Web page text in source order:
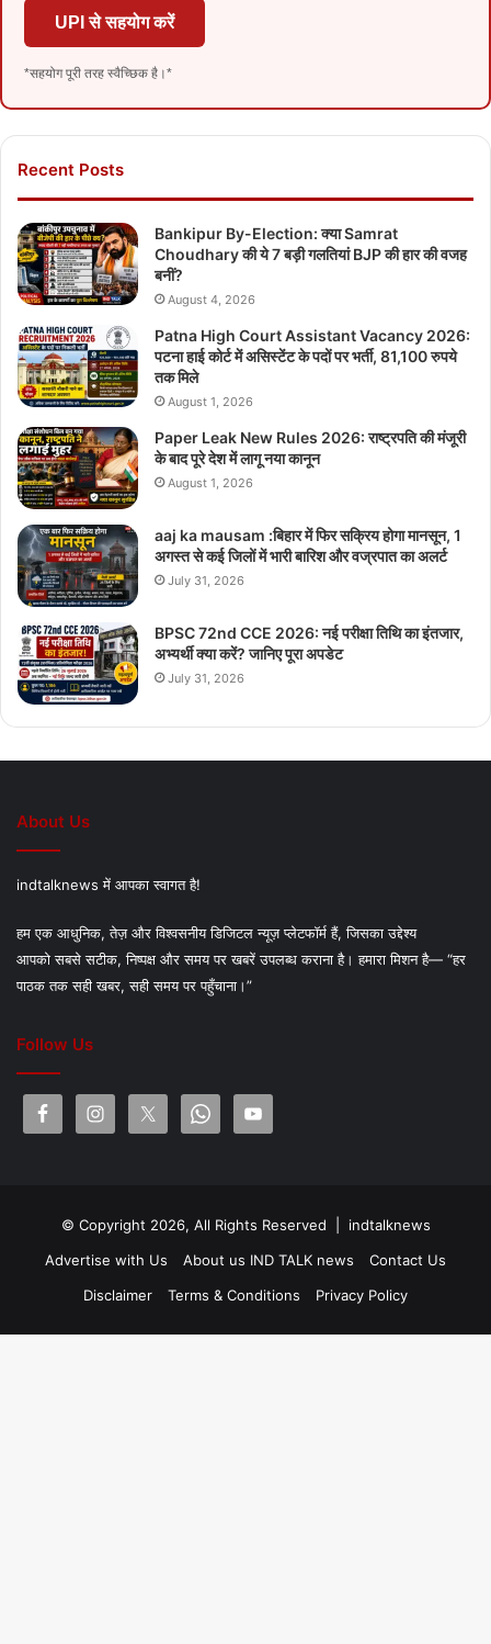
UPI से सहयोग करें
*सहयोग पूरी तरह स्वैच्छिक है।*
Recent Posts
Bankipur By-Election: क्या Samrat
Choudhary की ये 7 बड़ी गलतियां BJP की हार की वजह
बनीं?
August 4, 2026
Patna High Court Assistant Vacancy 2026:
पटना हाई कोर्ट में असिस्टेंट के पदों पर भर्ती, 81,100 रुपये
तक मिले
August 1, 2026
Paper Leak New Rules 2026: राष्ट्रपति की मंजूरी
के बाद पूरे देश में लागू नया कानून
August 1, 2026
aaj ka mausam :बिहार में फिर सक्रिय होगा मानसून, 1
अगस्त से कई जिलों में भारी बारिश और वज्रपात का अलर्ट
July 31, 2026
BPSC 72nd CCE 2026: नई परीक्षा तिथि का इंतजार,
अभ्यर्थी क्या करें? जानिए पूरा अपडेट
July 31, 2026
About Us
indtalknews में आपका स्वागत है!
हम एक आधुनिक, तेज़ और विश्वसनीय डिजिटल न्यूज़ प्लेटफॉर्म हैं, जिसका उद्देश्य
आपको सबसे सटीक, निष्पक्ष और समय पर खबरें उपलब्ध कराना है। हमारा मिशन है— “हर
पाठक तक सही खबर, सही समय पर पहुँचाना।”
Follow Us
© Copyright 2026, All Rights Reserved | indtalknews
Advertise with Us
About us IND TALK news
Contact Us
Disclaimer
Terms & Conditions Privacy Policy